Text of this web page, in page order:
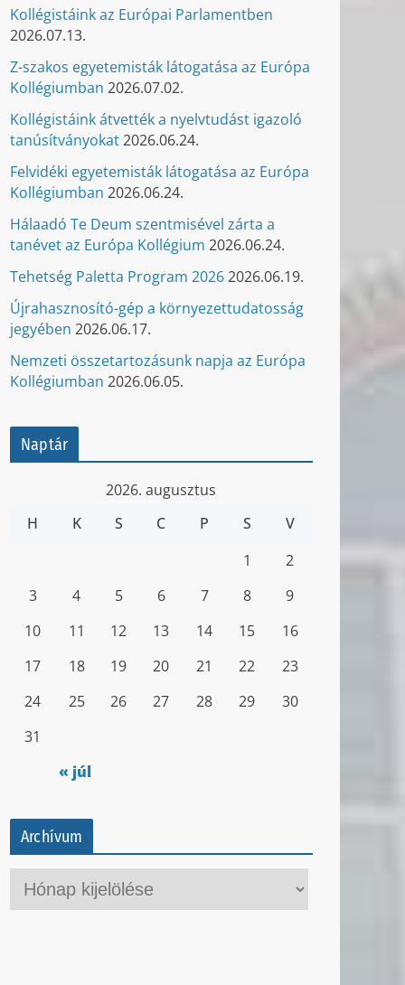
Kollégistáink az Európai Parlamentben
2026.07.13.
Z-szakos egyetemisták látogatása az Európa
Kollégiumban 2026.07.02.
Kollégistáink átvették a nyelvtudást igazoló
tanúsítványokat2026.06.24.
Felvidéki egyetemisták látogatása az Európa
Kollégiumban 2026.06.24.
Hálaadó Te Deum szentmisével zárta a
tanévet az Európa Kollégium 2026.06.24.
Tehetség Paletta Program 20262026.06.19.
Újrahasznosító-gép a környezettudatosság
jegyében 2026.06.17.
Nemzeti összetartozásunk napja az Európa
Kollégiumban 2026.06.05.
Naptár
2026. augusztus
H
K S C P S V
« júl
1
2
3
4 5 6 7 8
9
10
11 12 13 14 15
16
17
18 19 20 21 22
23
24
25 26 27 28 29
30
31
Archívum
r